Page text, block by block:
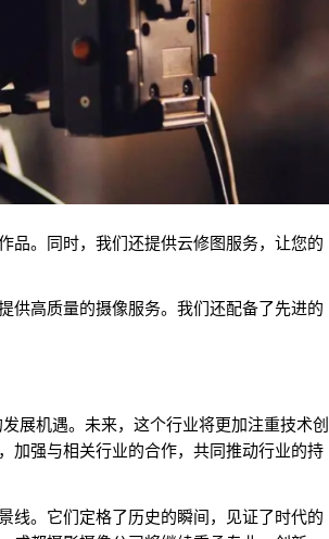
品。同时，我们还提供云修图服务，让您的
供高质量的摄像服务。我们还配备了先进的
展机遇。未来，这个行业将更加注重技术创
加强与相关行业的合作，共同推动行业的持
线。它们定格了历史的瞬间，见证了时代的